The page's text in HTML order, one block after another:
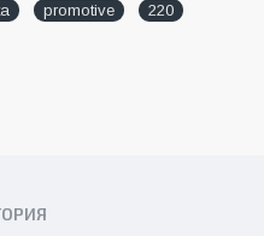
promotive 220